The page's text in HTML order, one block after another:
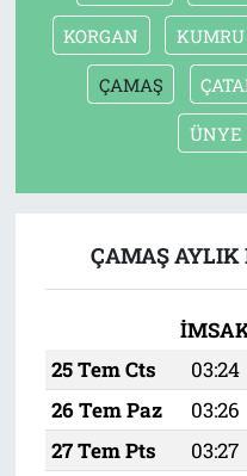
KORGAN KUMRU
ÇAMAŞ
ÜNYE
ÇAMAŞ
25 Tem Cts
03:24
26 Tem Paz
03:26
27 Tem Pts
03:27